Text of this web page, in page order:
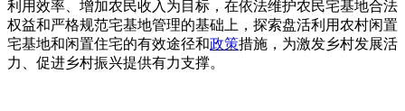
利用效率、增加农民收入为目标，在依法维护农民宅基地合法
权益和严格规范宅基地管理的基础上，探索盘活利用农村闲置
宅基地和闲置住宅的有效途径和政策措施，为激发乡村发展活
力、促进乡村振兴提供有力支撑。